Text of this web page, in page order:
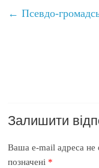
← Псевдо-
Залишити
Ваша e-mail адреса не
позначені *